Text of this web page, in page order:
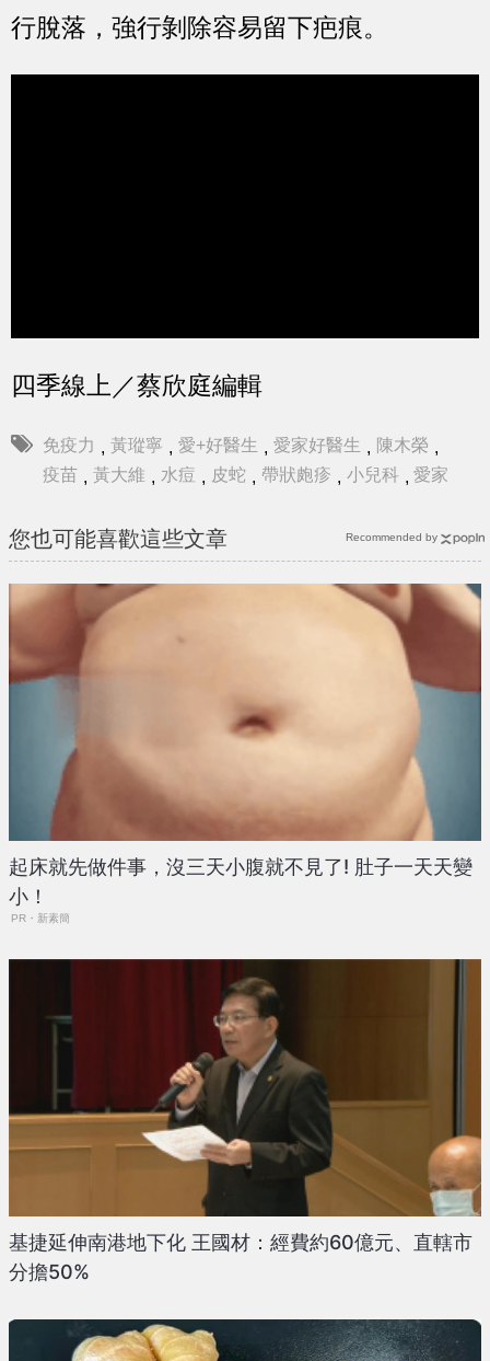
行脫落，強行剝除容易留下疤痕。
四季線上／蔡欣庭編輯
免疫力 , 黃瑽寧 , 愛+好醫生 , 愛家好醫生 , 陳木榮 ,
疫苗 , 黃大維 , 水痘 , 皮蛇 , 帶狀皰疹 , 小兒科 , 愛家
您也可能喜歡這些文章
起床就先做件事，沒三天小腹就不見了! 肚子一天天變
小！
PR・新素簡
基捷延伸南港地下化 王國材：經費約60億元、直轄市
分擔50%
Recommended by